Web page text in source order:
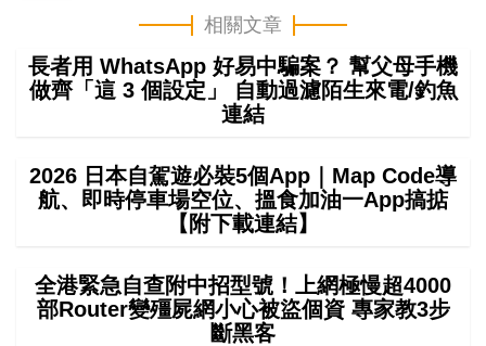
相關文章
長者用 WhatsApp 好易中騙案？ 幫父母手機
做齊「這 3 個設定」 自動過濾陌生來電/釣魚
連結
2026 日本自駕遊必裝5個App｜Map Code導
航、即時停車場空位、搵食加油一App搞掂
【附下載連結】
全港緊急自查附中招型號！上網極慢超4000
部Router變殭屍網小心被盜個資 專家教3步
斷黑客